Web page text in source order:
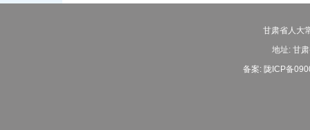
甘肃省人大
地址: 甘
备案: 陇ICP备